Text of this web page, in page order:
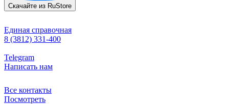
Скачайте из RuStore
Единая справочная
8 (3812) 331-400
Telegram
Написать нам
Все контакты
Посмотреть